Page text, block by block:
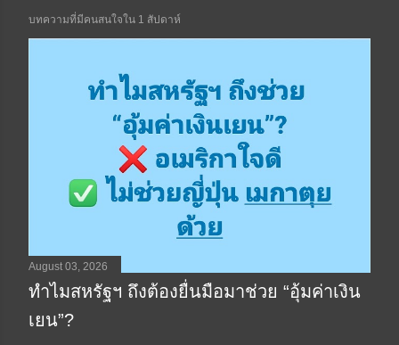
บทความที่มีคนสนใจใน 1 สัปดาห์
August 03, 2026
ทำไมสหรัฐฯ ถึงต้องยื่นมือมาช่วย “อุ้มค่าเงิน
เยน”?